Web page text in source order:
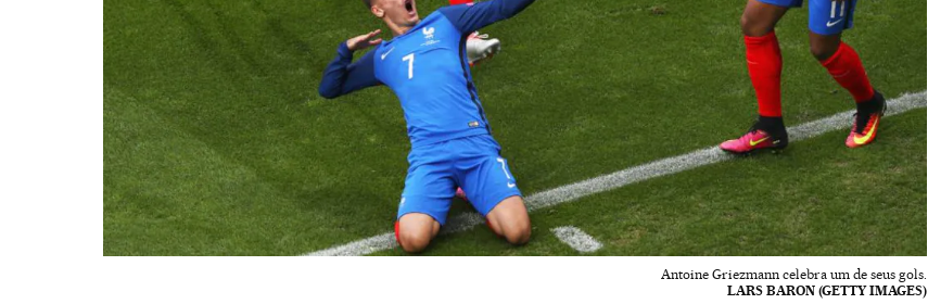
Antoine Griezmann celebra um de seus gols.
LARS BARON (GETTY IMAGES)